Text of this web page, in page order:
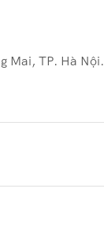
Mai, TP. Hà Nội.